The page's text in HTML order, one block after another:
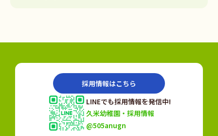
採用情報はこちら
LINEでも採用情報を発信中!
久米幼稚園・採用情報
@505anugn